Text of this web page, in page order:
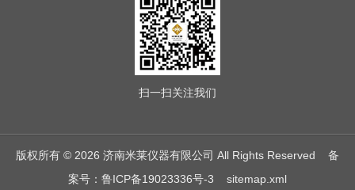
扫一扫关注我们
版权所有 © 2026 济南米莱仪器有限公司 All Rights Reserved 备
案号：鲁ICP备19023336号-3
sitemap.xml